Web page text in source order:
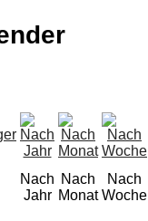
Nach
Jahr
Nach
Monat
Nach
Woche